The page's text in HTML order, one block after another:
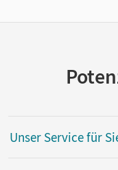
Unser Service für